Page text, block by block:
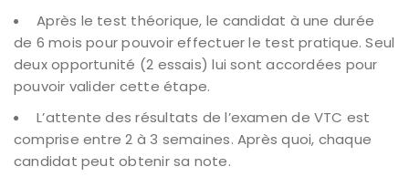
Après le test théorique, le candidat à une durée
de 6 mois pour pouvoir effectuer le test pratique. Seul
deux opportunité (2 essais) lui sont accordées pour
pouvoir valider cette étape.
L’attente des résultats de l’examen de VTC est
comprise entre 2 à 3 semaines. Après quoi, chaque
candidat peut obtenir sa note.